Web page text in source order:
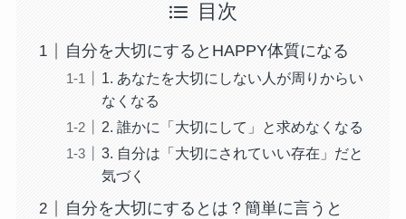
目次
自分を大切にするとHAPPY体質になる
1. あなたを大切にしない人が周りからい
なくなる
2. 誰かに「大切にして」と求めなくなる
3. 自分は「大切にされていい存在」だと
気づく
自分を大切にするとは？簡単に言うと